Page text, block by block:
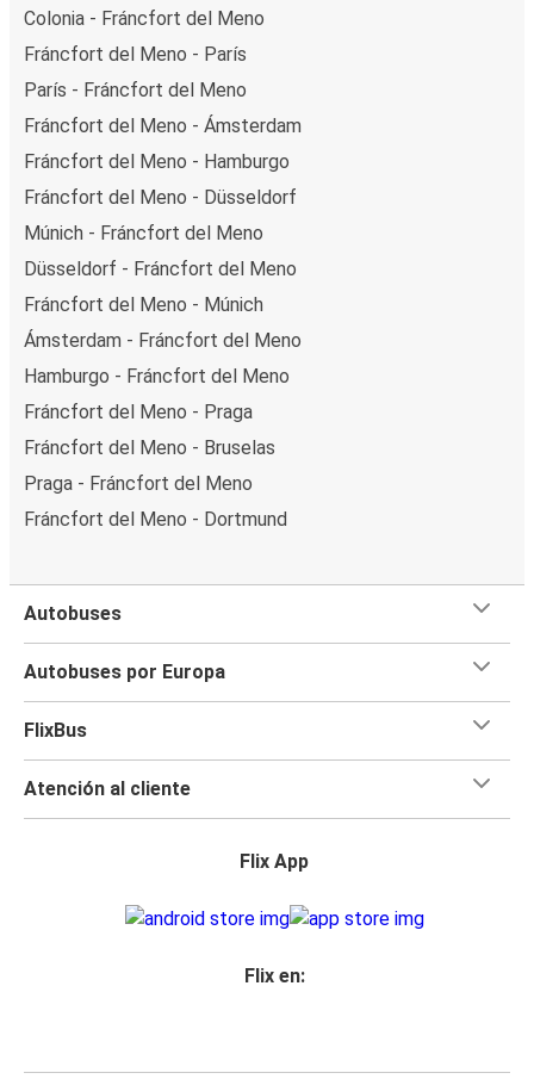
Colonia - Fráncfort del Meno
Fráncfort del Meno - París
París - Fráncfort del Meno
Fráncfort del Meno - Ámsterdam
Fráncfort del Meno - Hamburgo
Fráncfort del Meno - Düsseldorf
Múnich - Fráncfort del Meno
Düsseldorf - Fráncfort del Meno
Fráncfort del Meno - Múnich
Ámsterdam - Fráncfort del Meno
Hamburgo - Fráncfort del Meno
Fráncfort del Meno - Praga
Fráncfort del Meno - Bruselas
Praga - Fráncfort del Meno
Fráncfort del Meno - Dortmund
Autobuses
Autobuses por Europa
FlixBus
Atención al cliente
Flix App
Flix en: